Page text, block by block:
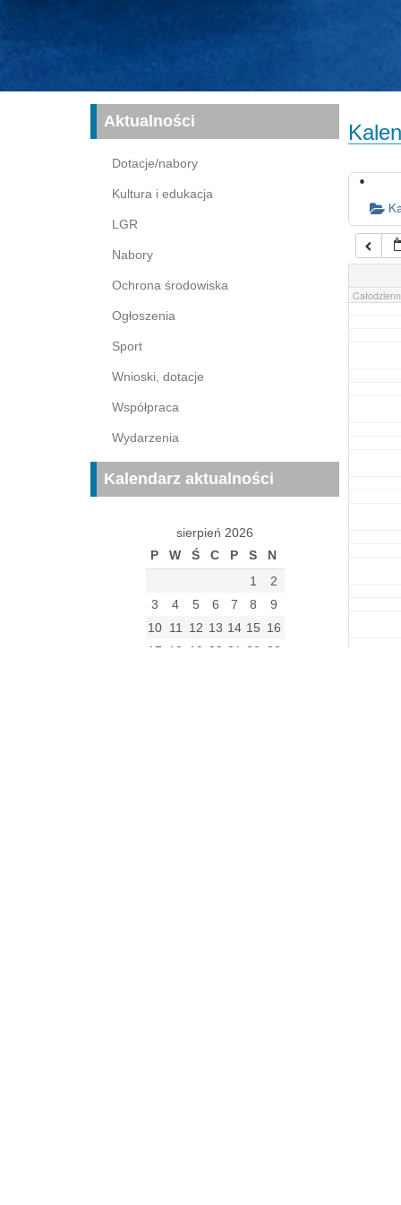
Aktualności
Dotacje/nabory
Kultura i edukacja
LGR
Nabory
Ochrona środowiska
Ogłoszenia
Sport
Wnioski, dotacje
Współpraca
Wydarzenia
Kalendarz aktualności
sierpień 2026
P
W Ś C P S N
1
2
3
4 5 6 7 8
9
10 11 12 13 14 15 16
17
18 19 20 21 22
23
04:00
05:00
06:00
07:00